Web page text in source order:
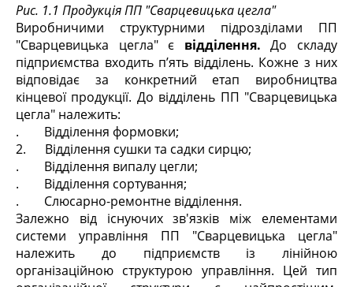
Рис. 1.1 Продукція ПП "Сварцевицька цегла"
Виробничими структурними підрозділами ПП
"Сварцевицька цегла" є відділення.До складу
підприємства входить п’ять відділень. Кожне з них
відповідає за конкретний етап виробництва
кінцевої продукції. До відділень ПП "Сварцевицька
цегла" належить:
. Відділення формовки;
2. Відділення сушки та садки сирцю;
. Відділення випалу цегли;
. Відділення сортування;
. Слюсарно-ремонтне відділення.
Залежно від існуючих зв'язків між елементами
системи управління ПП "Сварцевицька цегла"
належить до підприємств із лінійною
організаційною структурою управління. Цей тип